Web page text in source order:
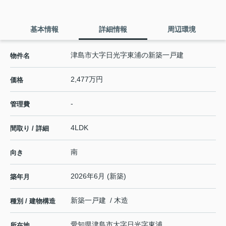
基本情報 詳細情報 周辺環境
物件名 津島市大字日光字東浦の新築一戸建
価格 2,477万円
管理費 -
間取り / 詳細 4LDK
向き 南
築年月 2026年6月 (新築)
種別 / 建物構造 新築一戸建 / 木造